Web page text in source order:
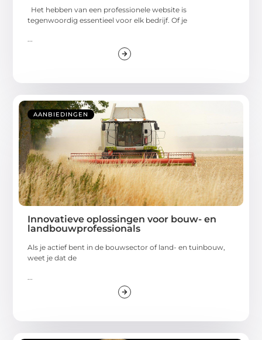
Het hebben van een professionele website is
tegenwoordig essentieel voor elk bedrijf. Of je
...
AANBIEDINGEN
Innovatieve oplossingen voor bouw- en
landbouwprofessionals
Als je actief bent in de bouwsector of land- en tuinbouw,
weet je dat de